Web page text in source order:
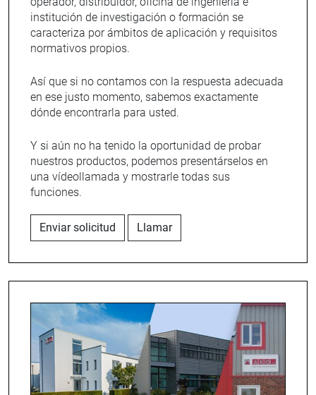
institución de investigación o formación se
caracteriza por ámbitos de aplicación y requisitos
normativos propios.
Así que si no contamos con la respuesta adecuada
en ese justo momento, sabemos exactamente
dónde encontrarla para usted.
Y si aún no ha tenido la oportunidad de probar
nuestros productos, podemos presentárselos en
una vídeollamada y mostrarle todas sus
funciones.
Enviar solicitud Llamar